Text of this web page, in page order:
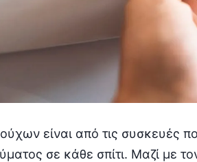
είναι από τις συσκευές
σε κάθε σπίτι. Μαζί με